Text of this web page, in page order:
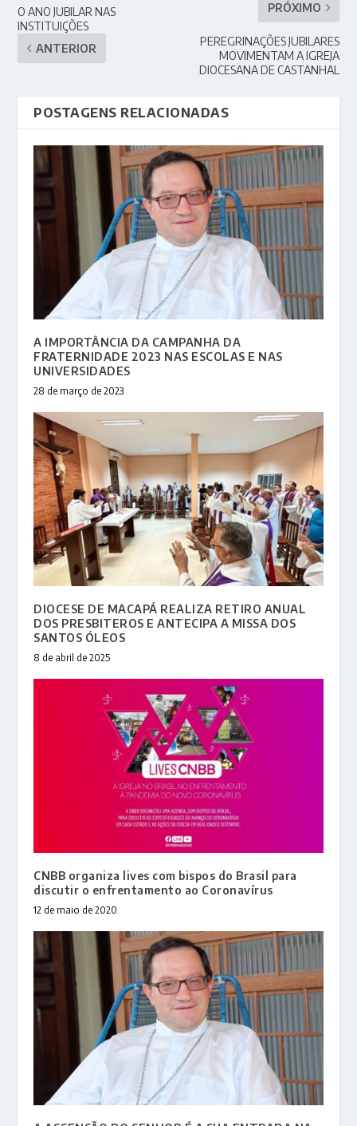
O ANO JUBILAR NAS
INSTITUIÇÕES
ANTERIOR
PRÓXIMO
PEREGRINAÇÕES JUBILARES
MOVIMENTAM A IGREJA
DIOCESANA DE CASTANHAL
POSTAGENS RELACIONADAS
A IMPORTÂNCIA DA CAMPANHA DA
FRATERNIDADE 2023 NAS ESCOLAS E NAS
UNIVERSIDADES
28 de março de 2023
DIOCESE DE MACAPÁ REALIZA RETIRO ANUAL
DOS PRESBITEROS E ANTECIPA A MISSA DOS
SANTOS ÓLEOS
8 de abril de 2025
CNBB organiza lives com bispos do Brasil para
discutir o enfrentamento ao Coronavírus
12 de maio de 2020